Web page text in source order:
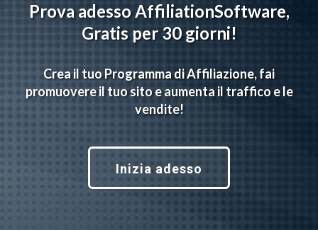
Prova adesso AffiliationSoftware,
Gratis per 30 giorni!
Crea il tuo Programma di Affiliazione, fai
promuovere il tuo sito e aumenta il traffico e le
vendite!
Inizia adesso